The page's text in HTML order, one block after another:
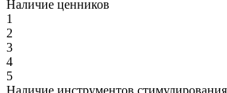
Наличие ценников
1
2
3
4
5
Наличие инструментов